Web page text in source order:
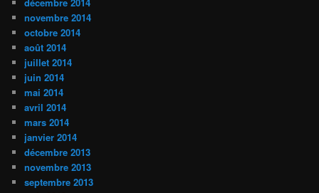
novembre 2014
octobre 2014
août 2014
juillet 2014
juin 2014
mai 2014
avril 2014
mars 2014
janvier 2014
décembre 2013
novembre 2013
septembre 2013